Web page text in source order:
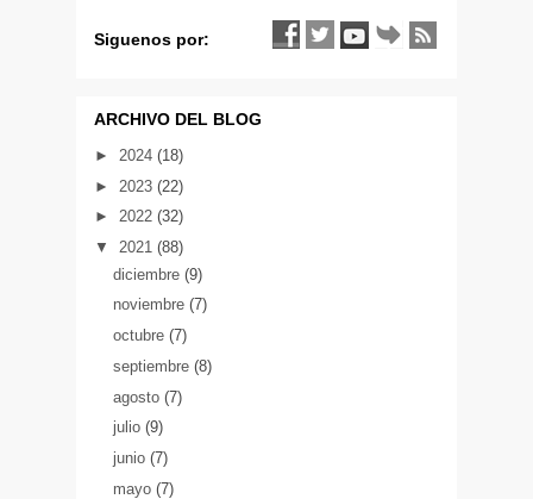
Siguenos por:
ARCHIVO DEL BLOG
► 2024 (18)
► 2023 (22)
► 2022 (32)
▼ 2021 (88)
diciembre (9)
noviembre (7)
octubre (7)
septiembre (8)
agosto (7)
julio (9)
junio (7)
mayo (7)